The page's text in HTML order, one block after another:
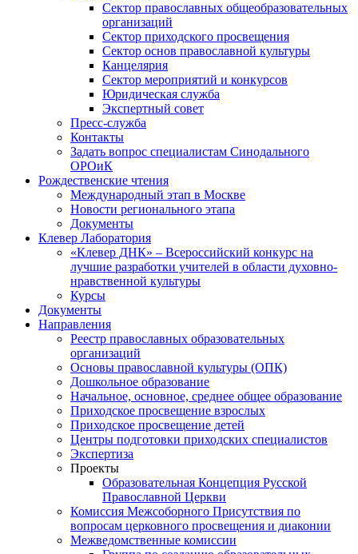
Сектор православных общеобразовательных
организаций
Сектор приходского просвещения
Сектор основ православной культуры
Канцелярия
Сектор мероприятий и конкурсов
Юридическая служба
Экспертный совет
Пресс-служба
Контакты
Задать вопрос специалистам Синодального
ОРОиК
Рождественские чтения
Международный этап в Москве
Новости регионального этапа
Документы
Клевер Лаборатория
«Клевер ДНК» – Всероссийский конкурс на
лучшие разработки учителей в области духовно-
нравственной культуры
Курсы
Документы
Направления
Реестр православных образовательных
организаций
Основы православной культуры (ОПК)
Дошкольное образование
Начальное, основное, среднее общее образование
Приходское просвещение взрослых
Приходское просвещение детей
Центры подготовки приходских специалистов
Экспертиза
Проекты
Образовательная Концепция Русской
Православной Церкви
Комиссия Межсоборного Присутствия по
вопросам церковного просвещения и диаконии
Межведомственные комиссии